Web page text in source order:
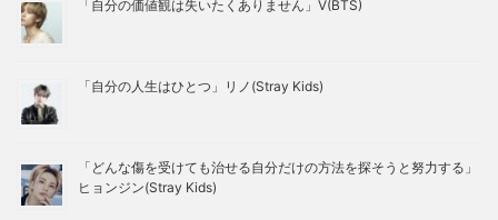
「自分の価値観は失いたくありません」V(BTS)
「自分の人生はひとつ」リノ(Stray Kids)
「どんな傷を受けても治せる自分だけの方法を探そうと努力する」
ヒョンジン(Stray Kids)